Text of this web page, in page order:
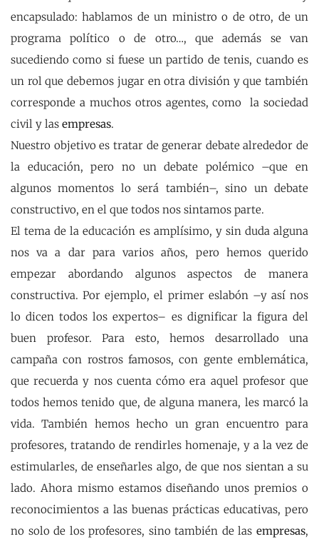
encapsulado: hablamos de un ministro o de otro, de un
programa político o de otro…, que además se van
sucediendo como si fuese un partido de tenis, cuando es
un rol que debemos jugar en otra división y que también
corresponde a muchos otros agentes, como la sociedad
civil y las empresas.
Nuestro objetivo es tratar de generar debate alrededor de
la educación, pero no un debate polémico –que en
algunos momentos lo será también–, sino un debate
constructivo, en el que todos nos sintamos parte.
El tema de la educación es amplísimo, y sin duda alguna
nos va a dar para varios años, pero hemos querido
empezar abordando algunos aspectos de manera
constructiva. Por ejemplo, el primer eslabón –y así nos
lo dicen todos los expertos– es dignificar la figura del
buen profesor. Para esto, hemos desarrollado una
campaña con rostros famosos, con gente emblemática,
que recuerda y nos cuenta cómo era aquel profesor que
todos hemos tenido que, de alguna manera, les marcó la
vida. También hemos hecho un gran encuentro para
profesores, tratando de rendirles homenaje, y a la vez de
estimularles, de enseñarles algo, de que nos sientan a su
lado. Ahora mismo estamos diseñando unos premios o
reconocimientos a las buenas prácticas educativas, pero
no solo de los profesores, sino también de las empresas,